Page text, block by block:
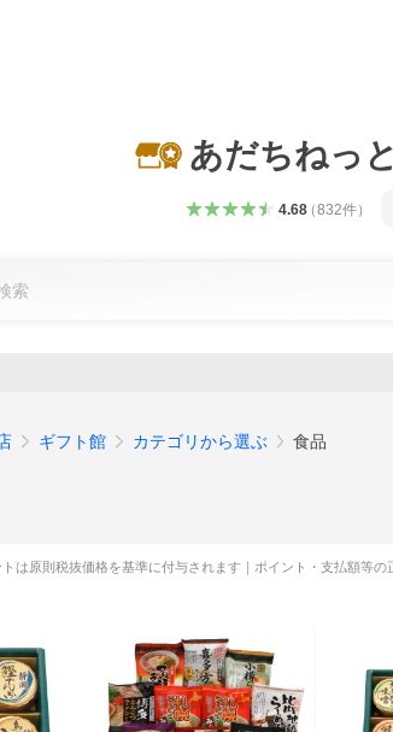
あだちねっ
4.68（832件）
ギフト館 カテゴリから選ぶ 食品
トは原則税抜価格を基準に付与されます｜ポイント・支払額等